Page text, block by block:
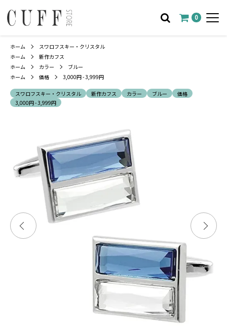
0
ホーム
スワロフスキー・クリスタル
ホーム
新作カフス
ホーム
カラー
ブルー
ホーム
価格 3,000円 - 3,999円
スワロフスキー・クリスタル 新作カフス カラー ブルー
価格
3,000円 - 3,999円